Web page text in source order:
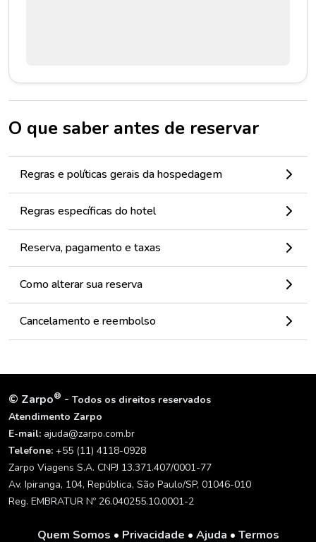
O que saber antes de reservar
Regras e políticas gerais da hospedagem
Regras específicas do hotel
Reserva, pagamento e taxas
Como alterar sua reserva
Cancelamento e reembolso
© Zarpo® - Todos os direitos reservados
Atendimento Zarpo
E-mail: ajuda@zarpo.com.br
Telefone: +55 (11) 4118-0928
Zarpo Viagens S.A. CNPJ 13.371.407/0001-77
Av. Ipiranga, 104, República, São Paulo/SP, 01046-010
Reg. EMBRATUR Nº 26.040255.10.0001-2
Quem Somos • Privacidade • Ajuda • Termos